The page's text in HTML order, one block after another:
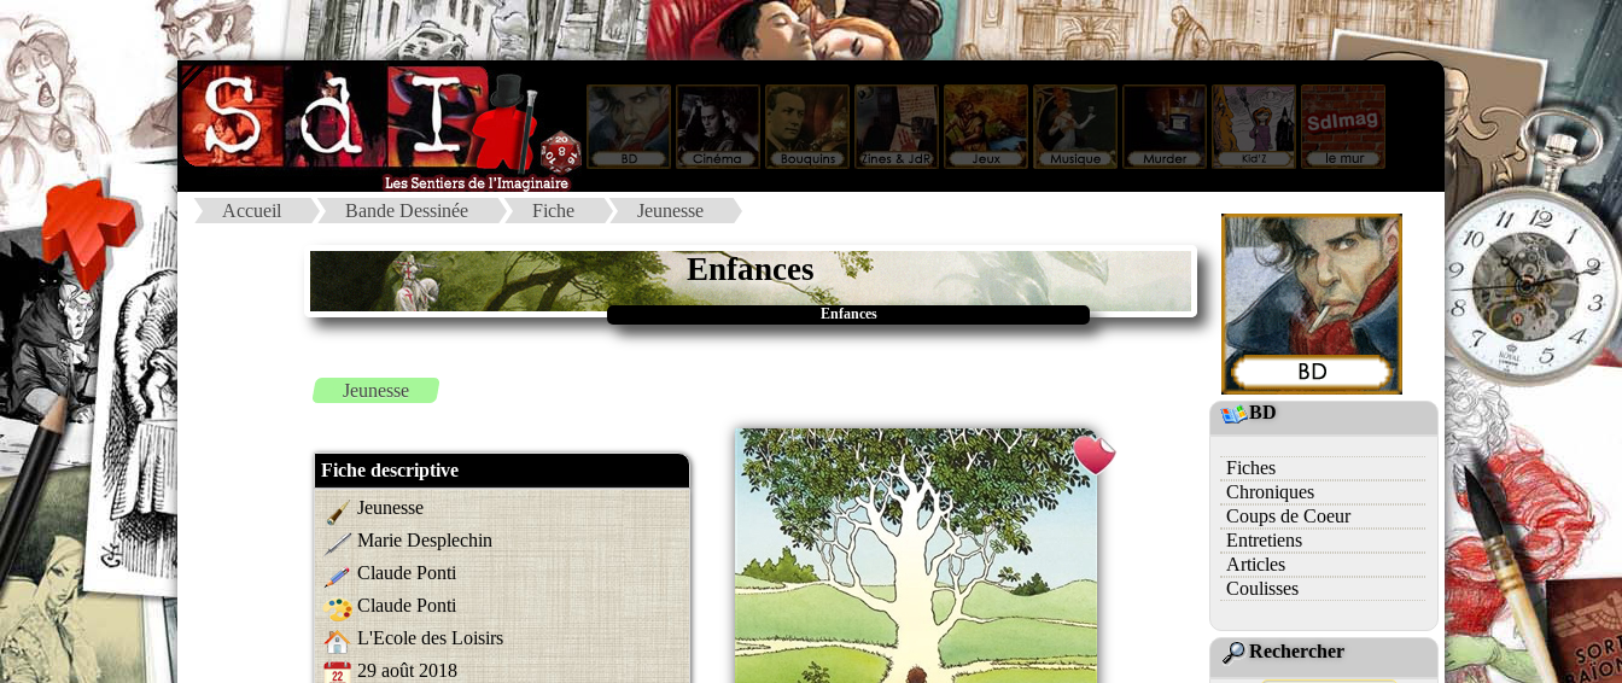
Accueil Bande Dessinée Fiche Jeunesse
Enfances
Enfances
Jeunesse
Fiche descriptive
Jeunesse
Marie Desplechin
Claude Ponti
Claude Ponti
L'Ecole des Loisirs
29 août 2018
BD
Fiches
Chroniques
Coups de Coeur
Entretiens
Articles
Coulisses
Rechercher